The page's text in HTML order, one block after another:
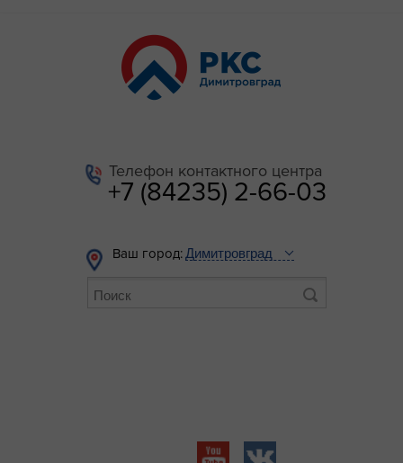
Телефон контактного центра
+7 (84235) 2-66-03
Ваш город: